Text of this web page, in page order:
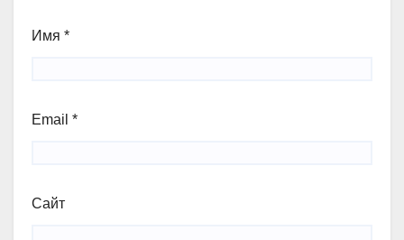
Имя *
Email *
Сайт